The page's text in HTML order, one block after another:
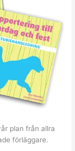
plan från allra
förläggare.